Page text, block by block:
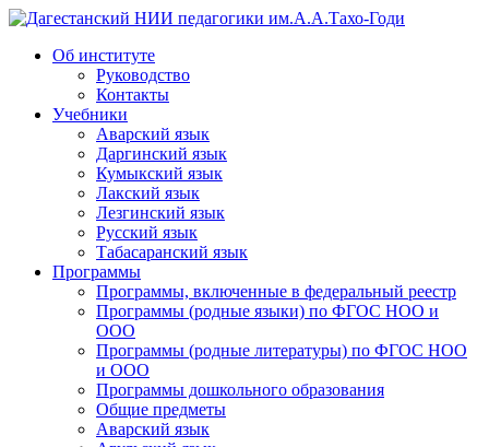
Дагестанский НИИ педагогики им.А.А.Тахо-Годи
Об институте
Руководство
Контакты
Учебники
Аварский язык
Даргинский язык
Кумыкский язык
Лакский язык
Лезгинский язык
Русский язык
Табасаранский язык
Программы
Программы, включенные в федеральный реестр
Программы (родные языки) по ФГОС НОО и
ООО
Программы (родные литературы) по ФГОС НОО
и ООО
Программы дошкольного образования
Общие предметы
Аварский язык